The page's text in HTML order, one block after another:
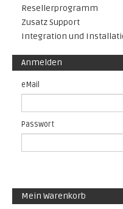
Resellerprogramm
Zusatz Support
Integration und
Anmelden
eMail
Passwort
Mein Warenkorb